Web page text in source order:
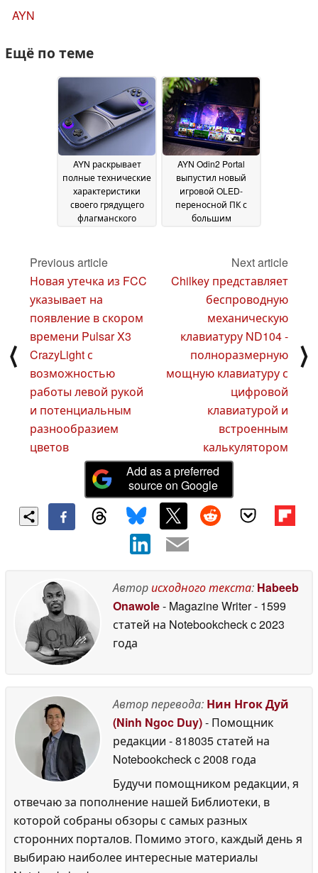
AYN
Ещё по теме
AYN раскрывает
полные технические
характеристики
своего грядущего
флагманского
устройства Odin 3
AYN Odin2 Portal
выпустил новый
игровой OLED-
переносной ПК с
большим
23 October
⟨
Previous article
Новая утечка из FCC
указывает на
появление в скором
времени Pulsar X3
CrazyLight с
возможностью
работы левой рукой
и потенциальным
разнообразием
цветов
Next article
Chilkey представляет
беспроводную
механическую
клавиатуру ND104 -
полноразмерную
мощную клавиатуру с
цифровой
клавиатурой и
встроенным
калькулятором
⟩
Add as a preferred
source on Google
Авторисходного текста: Habeeb
Onawole- Magazine Writer- 1599
статей на Notebookcheckc 2023
года
Автор перевода: Нин Нгок Дуй
(Ninh Ngoc Duy)- Помощник
редакции - 818035 статей на
Notebookcheckc 2008 года
Будучи помощником редакции, я
отвечаю за пополнение нашей Библиотеки, в
которой собраны обзоры с самых разных
сторонних порталов. Помимо этого, каждый день я
выбираю наиболее интересные материалы